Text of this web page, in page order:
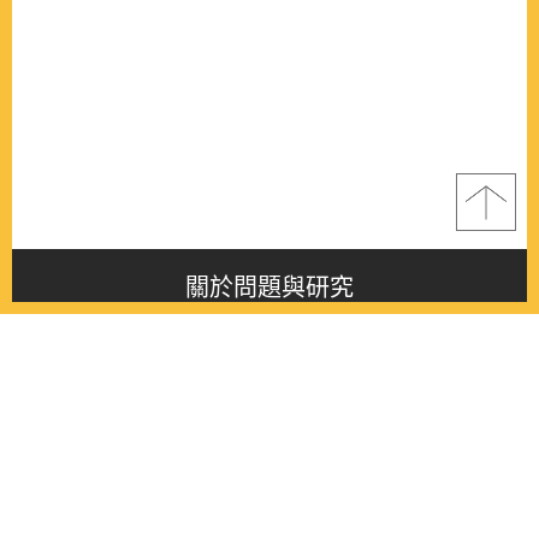
關於問題與研究
About this journal